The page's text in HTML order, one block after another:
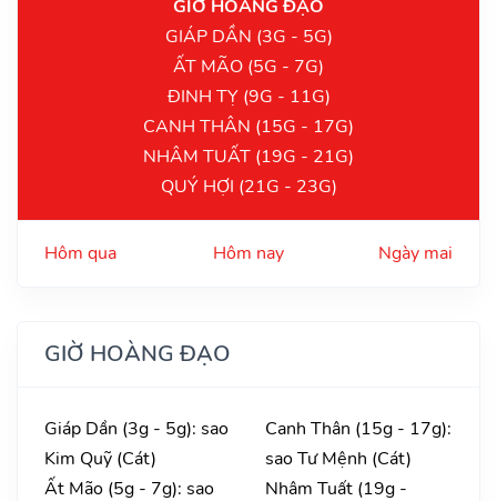
GIỜ HOÀNG ĐẠO
GIÁP DẦN (3G - 5G)
ẤT MÃO (5G - 7G)
ĐINH TỴ (9G - 11G)
CANH THÂN (15G - 17G)
NHÂM TUẤT (19G - 21G)
QUÝ HỢI (21G - 23G)
Hôm qua Hôm nay Ngày mai
GIỜ HOÀNG ĐẠO
Giáp Dần (3g - 5g): sao
Kim Quỹ (Cát)
Ất Mão (5g - 7g): sao
Canh Thân (15g - 17g):
sao Tư Mệnh (Cát)
Nhâm Tuất (19g -